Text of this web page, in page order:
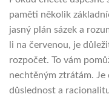
paměti několik
jasný plán sázek a
li na červenou, je
rozpočet. To vám
nechtěným ztrátám.
důslednost a